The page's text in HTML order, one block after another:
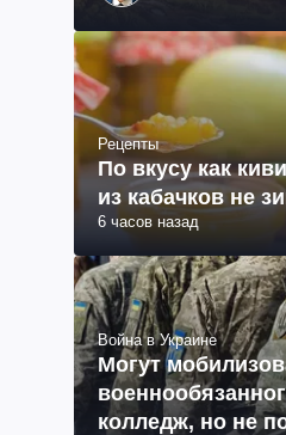
Рецепты
По вкусу как
из кабачков не
6 часов назад
Война в Украине
Могут
колледж, но не